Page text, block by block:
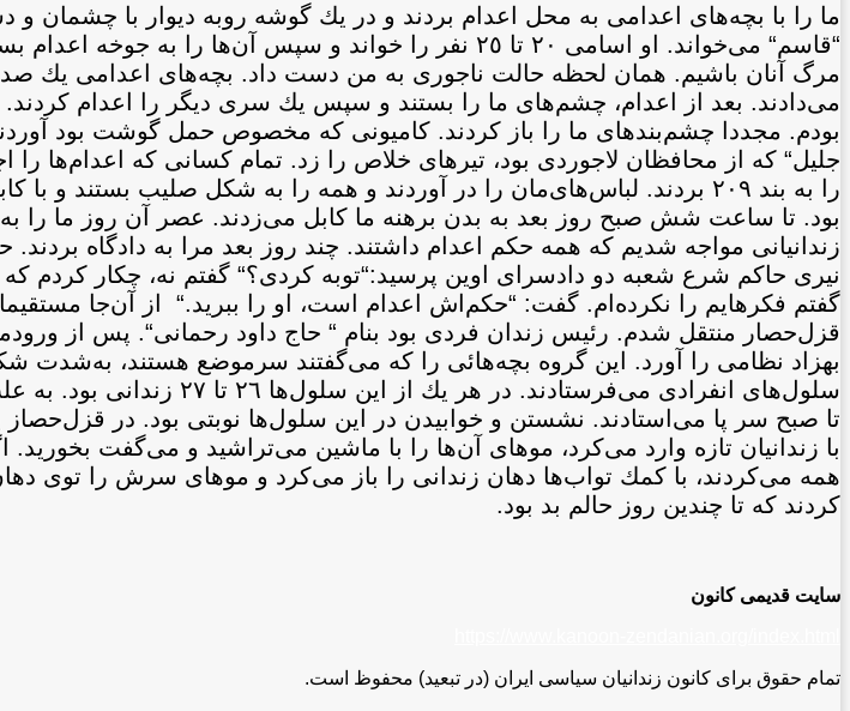
ما را با بچه‌های اعدامی به محل اعدام بردند و در يك گوشه‌ روبه ديوار با چشمان و
“قاسم“ می‌خواند. او اسامی ٢٠ تا ٢٥ نفر را خواند و سپس آن‌ها
مرگ آنان باشيم. همان لحظه حالت ناجوری به من دست داد. بچه‌های اعدامی يك
می‌دادند. بعد از اعدام، چشم‌های ما را بستند و سپس يك سری ديگر را اعدام
بودم. مجددا چشم‌بندهای ما را باز كردند. كاميونی كه مخصوص حمل گوشت بود
جليل“ كه از محافظان لاجوردی بود، تيرهای خلاص را زد. تمام كسانی كه اعدام‌ها
را به بند ٢٠٩ بردند. لباس‌های‌مان را در آوردند و همه را به شكل صليب بستند
نيری حاكم شرع شعبه دو دادسرای اوين پرسيد:“توبه كردی؟“ گفتم نه، چكار كردم
قزل‌حصار منتقل شدم. رئيس زندان فردی بود بنام “ حاج داود رحمانی“. پس از
بهزاد نظامی را آورد. اين گروه بچه‌هائی را كه می‌گفتند سرموضع هستند، به‌شدت
سلول‌های انفرادی می‌فرستادند. در
تا صبح سر پا می‌استادند. نشستن و خوابيدن در اين سلول‌ها نوبتی بود. در قزل‌حصاز
با زندانيان تازه وارد می‌كرد، موهای آن‌ها را با ماشين می‌تراشيد و می‌گفت
همه می‌كردند، با كمك تواب‌ها دهان زندانی را باز می‌كرد و موهای سرش را توی
كردند كه تا چندين روز حالم بد بود.
سایت قدیمی کانون
تمام حقوق برای کانون زندانیان سیاسی ایران (در تبعید) محفوظ است.